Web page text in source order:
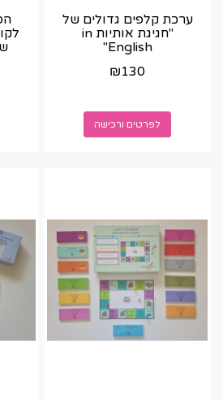
ערכת קלפים גדולים של
"חגיגת אותיות in
English"
₪130
לפרטים ורכישה